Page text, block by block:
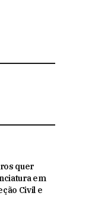
quer
em
Civil e